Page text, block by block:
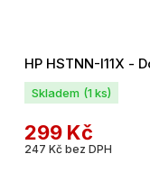
HP HSTNN-I11X -
Skladem (1 ks)
247 Kč bez DPH
299 Kč